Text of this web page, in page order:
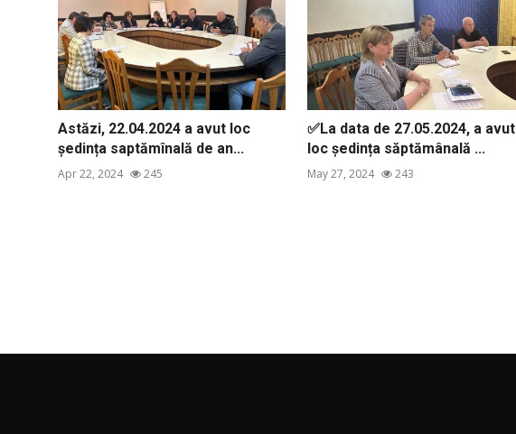
Astăzi, 22.04.2024 a avut loc
ședința saptămînală de an...
Apr 22, 2024 245
✅La data de 27.05.2024, a avut
loc ședința săptămânală ...
May 27, 2024 243